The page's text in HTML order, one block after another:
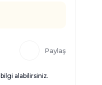
Paylaş
bilgi alabilirsiniz.